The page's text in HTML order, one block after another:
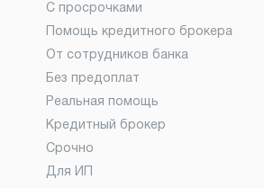
С просрочками
Помощь кредитного брокера
От сотрудников банка
Без предоплат
Реальная помощь
Кредитный брокер
Срочно
Для ИП